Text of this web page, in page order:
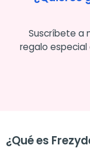
Suscríbete a
regalo
¿Qué es